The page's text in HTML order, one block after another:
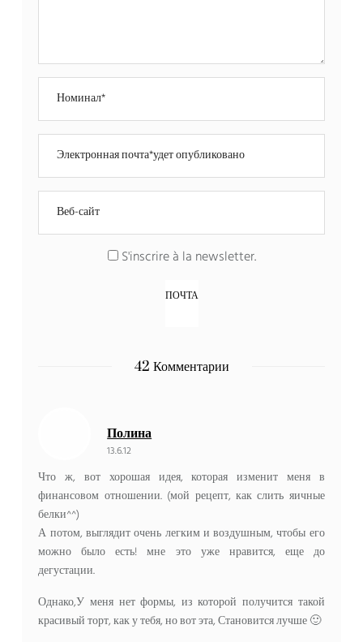
S'inscrire à la newsletter.
42 Комментарии
Полина
13.6.12
Что ж, вот хорошая идея, которая изменит меня в
финансовом отношении. (мой рецепт, как слить яичные
белки^^)
А потом, выглядит очень легким и воздушным, чтобы его
можно было есть! мне это уже нравится, еще до
дегустации.
Однако,У меня нет формы, из которой получится такой
красивый торт, как у тебя, но вот эта, Становится лучше 🙂